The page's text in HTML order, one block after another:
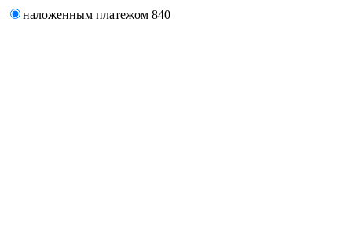
наложенным платежом 840